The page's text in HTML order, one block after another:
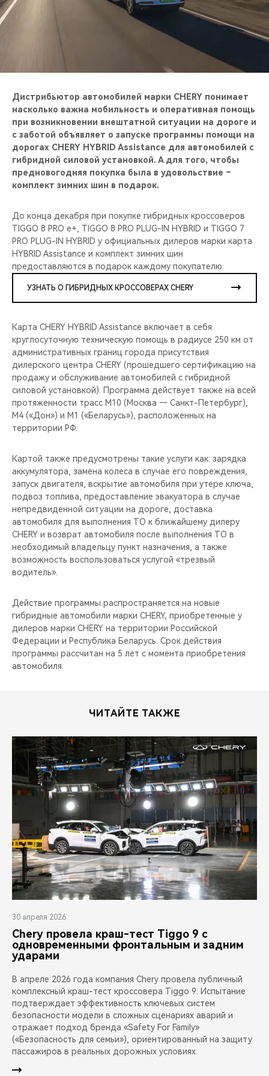
ВИДЕООБЗОРЫ
CHERY ДЛЯ ДЕТЕЙ
Дистрибьютор автомобилей марки CHERY понимает
насколько важна мобильность и оперативная помощь
при возникновении внештатной ситуации на дороге и
с заботой объявляет о запуске программы помощи на
дорогах CHERY HYBRID Assistance для автомобилей с
гибридной силовой установкой. А для того, чтобы
предновогодняя покупка была в удовольствие –
комплект зимних шин в подарок.
До конца декабря при покупке гибридных кроссоверов
TIGGO 8 PRO e+, TIGGO 8 PRO PLUG-IN HYBRID и TIGGO 7
PRO PLUG-IN HYBRID у официальных дилеров марки карта
HYBRID Assistance и комплект зимних шин
предоставляются в подарок каждому покупателю.
УЗНАТЬ О ГИБРИДНЫХ КРОССОВЕРАХ CHERY
Карта CHERY HYBRID Assistance включает в себя
круглосуточную техническую помощь в радиусе 250 км от
административных границ города присутствия
дилерского центра CHERY (прошедшего сертификацию на
продажу и обслуживание автомобилей с гибридной
силовой установкой). Программа действует также на всей
протяженности трасс М10 (Москва — Санкт-Петербург),
М4 («Дон») и М1 («Беларусь»), расположенных на
территории РФ.
Картой также предусмотрены такие услуги как: зарядка
аккумулятора, замена колеса в случае его повреждения,
запуск двигателя, вскрытие автомобиля при утере ключа,
подвоз топлива, предоставление эвакуатора в случае
непредвиденной ситуации на дороге, доставка
автомобиля для выполнения ТО к ближайшему дилеру
CHERY и возврат автомобиля после выполнения ТО в
необходимый владельцу пункт назначения, а также
возможность воспользоваться услугой «трезвый
водитель».
Действие программы распространяется на новые
гибридные автомобили марки CHERY, приобретенные у
дилеров марки CHERY на территории Российской
Федерации и Республика Беларусь. Срок действия
программы рассчитан на 5 лет с момента приобретения
автомобиля.
ЧИТАЙТЕ ТАКЖЕ
30 апреля 2026
Chery провела краш-тест Tiggo 9 с
одновременными фронтальным и задним
ударами
В апреле 2026 года компания Chery провела публичный
комплексный краш-тест кроссовера Tiggo 9. Испытание
подтверждает эффективность ключевых систем
безопасности модели в сложных сценариях аварий и
отражает подход бренда «Safety For Family»
(«Безопасность для семьи»), ориентированный на защиту
пассажиров в реальных дорожных условиях.